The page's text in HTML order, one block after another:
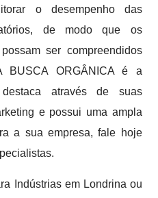
o desempenho das
de modo que os
ser compreendidos
BUSCA ORGÂNICA é a
através de suas
e possui uma ampla
a sua empresa, fale hoje
Indústrias em Londrina ou